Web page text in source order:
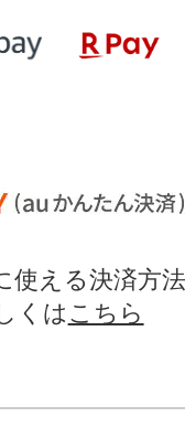
使える決済方
くは こちら